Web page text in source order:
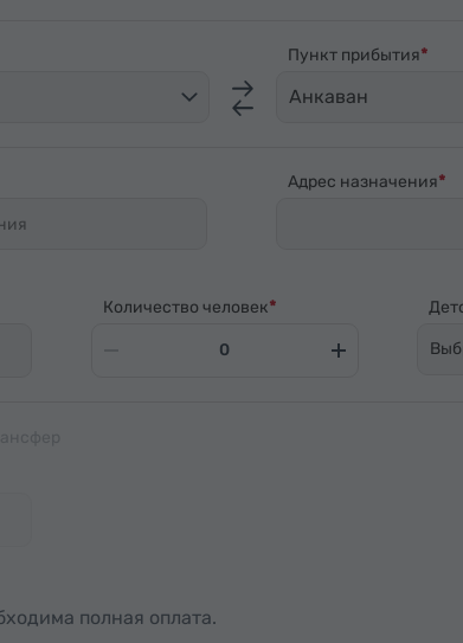
Пункт прибытия
Анкаван
Адрес назначения
Количество человек
полная оплата.